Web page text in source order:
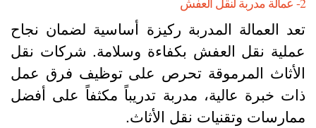
العمالة المدربة ركيزة أساسية لضمان نجاح
نقل العفش بكفاءة وسلامة. شركات نقل
المرموقة تحرص على توظيف فرق عمل
خبرة عالية، مدربة تدريباً مكثفاً على أفضل
وتقنيات نقل الأثاث.